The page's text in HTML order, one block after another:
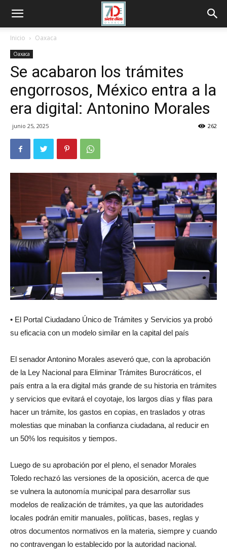
Inicio Oaxaca
Oaxaca
Se acabaron los trámites
engorrosos, México entra a la
era digital: Antonino Morales
junio 25, 2025 262
• El Portal Ciudadano Único de Trámites y Servicios ya probó
su eficacia con un modelo similar en la capital del país
El senador Antonino Morales aseveró que, con la aprobación
de la Ley Nacional para Eliminar Trámites Burocráticos, el
país entra a la era digital más grande de su historia en trámites
y servicios que evitará el coyotaje, los largos días y filas para
hacer un trámite, los gastos en copias, en traslados y otras
molestias que minaban la confianza ciudadana, al reducir en
un 50% los requisitos y tiempos.
Luego de su aprobación por el pleno, el senador Morales
Toledo rechazó las versiones de la oposición, acerca de que
se vulnera la autonomía municipal para desarrollar sus
modelos de realización de trámites, ya que las autoridades
locales podrán emitir manuales, políticas, bases, reglas y
otros documentos normativos en la materia, siempre y cuando
no contravengan lo establecido por la autoridad nacional.